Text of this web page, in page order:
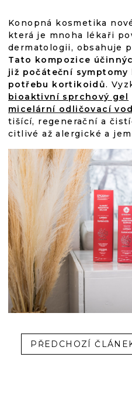
Konopná kosmetika
která je mnoha lékaři
dermatologii, obsahuje
Tato kompozice
již počáteční
potřebu kortikoidů.
bioaktivní sprchový gel
micelární odličovací
tišící, regenerační a
citlivé až alergické a
PŘEDCHOZÍ